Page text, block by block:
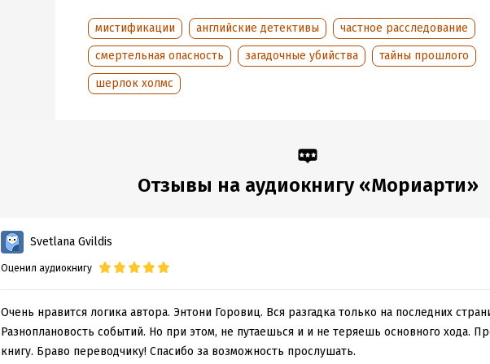
за тем, кто решительно заявляет о своих правах в качестве преемника
Список расследований Холмса продолжает рассказ «Три монархини», в
повествование снова ведется от лица доктора Ватсона.
Copyright © 2014 by Anthony Horowitz
All rights reserved
© М. А. Загот, перевод, 2022
© Издание на русском языке,
оформление.
мистификации английские детективы
частное расследование
смертельная опасность
загадочные убийства
тайны прошлого
шерлок холмс
Отзывы на аудиокнигу «Мориарти»
Svetlana Gvildis
Оценил аудиокнигу
Очень нравится логика автора. Энтони Горовиц. Вся разгадка только на последних
Разноплановость событий. Но при этом, не путаешься и и не теряешь основного хода.
книгу. Браво переводчику! Спасибо за возможность прослушать.